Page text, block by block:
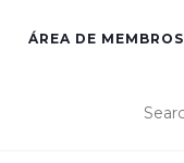
ÁREA DE MEMBROS